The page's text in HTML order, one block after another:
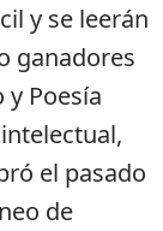
y se leerán
ganadores
Poesía
el pasado
de